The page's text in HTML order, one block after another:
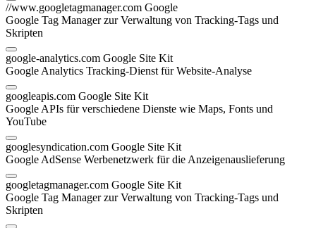
//www.googletagmanager.com Google
Google Tag Manager zur Verwaltung von Tracking-Tags und
Skripten
google-analytics.com Google Site Kit
Google Analytics Tracking-Dienst für Website-Analyse
googleapis.com Google Site Kit
Google APIs für verschiedene Dienste wie Maps, Fonts und
YouTube
googlesyndication.com Google Site Kit
Google AdSense Werbenetzwerk für die Anzeigenauslieferung
googletagmanager.com Google Site Kit
Google Tag Manager zur Verwaltung von Tracking-Tags und
Skripten